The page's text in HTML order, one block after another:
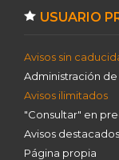
USUARIO
Avisos sin
Administración
Avisos ilimitados
"Consultar" en
Avisos destacados
Página propia